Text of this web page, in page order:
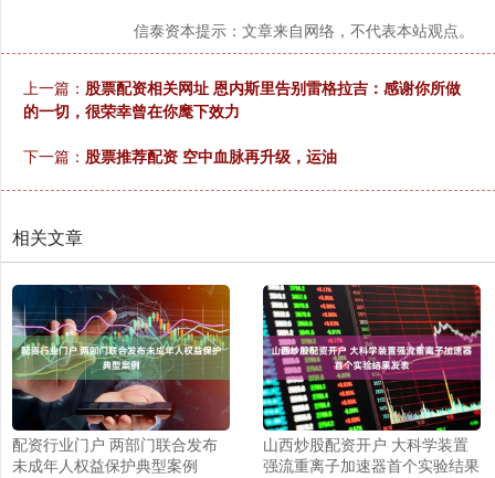
信泰资本提示：文章来自网络，不代表本站观点。
上一篇： 股票配资相关网址 恩内斯里告别雷格拉吉：感谢你所做
的一切，很荣幸曾在你麾下效力
下一篇： 股票推荐配资 空中血脉再升级，运油
相关文章
配资行业门户 两部门联合发布
未成年人权益保护典型案例
山西炒股配资开户 大科学装置
强流重离子加速器首个实验结果